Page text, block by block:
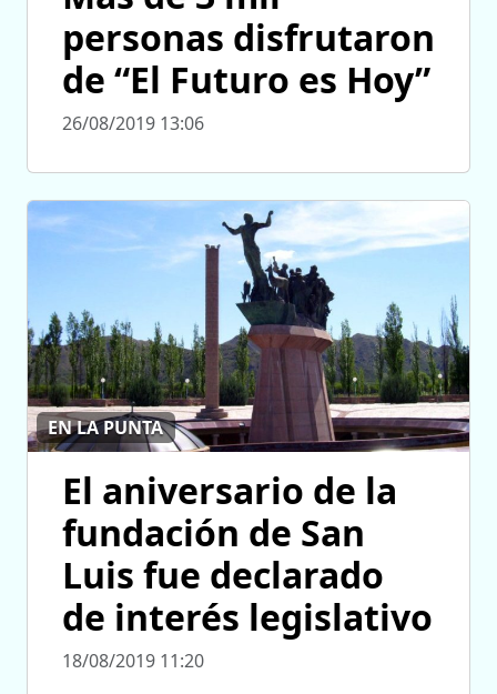
personas disfrutaron
de “El Futuro es Hoy”
26/08/2019 13:06
EN LA PUNTA
El aniversario de la
fundación de San
Luis fue declarado
de interés legislativo
18/08/2019 11:20